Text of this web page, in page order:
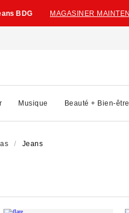
BDG MAGASINER
Musique Beauté + Bien-être
Jeans